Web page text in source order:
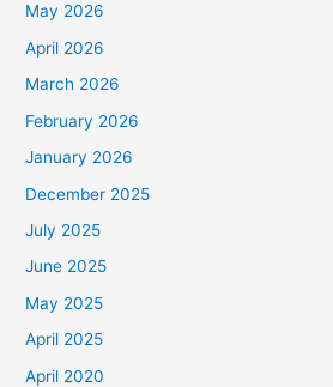
o
r
i
May 2026
April 2026
March 2026
February 2026
January 2026
December 2025
July 2025
June 2025
May 2025
April 2025
April 2020